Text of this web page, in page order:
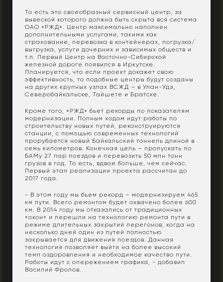
То есть это своеобразный сервисный центр, за
вывеской которого должна быть скрыта вся система
ОАО «РЖД». Центр максимально наполнен
дополнительными услугами, такими как
страхование, перевозка в контейнерах, погрузка/
выгрузка, услуги дочерних и зависимых обществ и
т.п. Первый Центр на Восточно-Сибирской
железной дороге появился в Иркутске.
Планируется, что если проект докажет свою
эффективность, то подобные центры будут созданы
на других крупных узлах ВСЖД – в Улан-Удэ,
Северобайкальске, Тайшете и Братске.
Кроме того, «РЖД» бьет рекорды по показателям
модернизации. Полным ходом идут работы по
строительству новых путей, реконструируются
станции, с помощью современных технологий
прорубается новый Байкальский тоннель длиной в
семь километров. Конечная цель – пропускать по
БАМу 27 пар поездов и перевозить 50 млн тонн
грузов в год. То есть, вдвое больше, чем сейчас.
Первый этап реализации проекта рассчитан до
2017 года.
- В этом году мы бьем рекорд – модернизируем 465
км пути. Всего ремонтом будет охвачено более 600
км. В 2014 году мы отказались от традиционных
«окон» и перешли на технологию ремонта пути в
режиме длительных закрытий перегонов, когда на
несколько дней один из путей полностью
закрывается для движения поездов. Данная
технология позволяет выйти на более высокий
темп оздоровления и необходимое качество пути.
Работы идут с опережением графика, - добавил
Василий Фролов.